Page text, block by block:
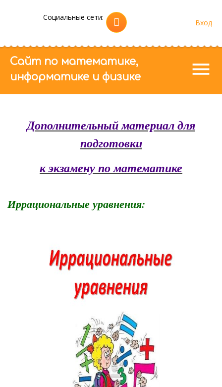
Социальные сети:
Вход
Сайт по математике,
информатике и физике
menu
Дополнительный материал для
подготовки
к экзамену по математике
Иррациональные уравнения: